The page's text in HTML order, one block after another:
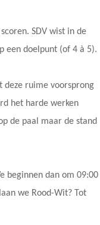
SDV wist in de
een doelpunt (of 4 à 5).
deze ruime voorsprong
het harde werken
de paal maar de stand
beginnen dan om 09:00
we Rood-Wit? Tot